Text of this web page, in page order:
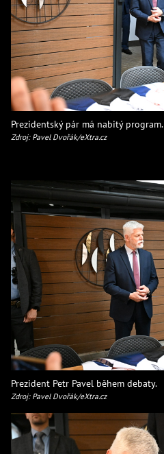
Prezidentský pár má nabitý program.
Zdroj: Pavel Dvořák/eXtra.cz
Prezident Petr Pavel během debaty.
Zdroj: Pavel Dvořák/eXtra.cz